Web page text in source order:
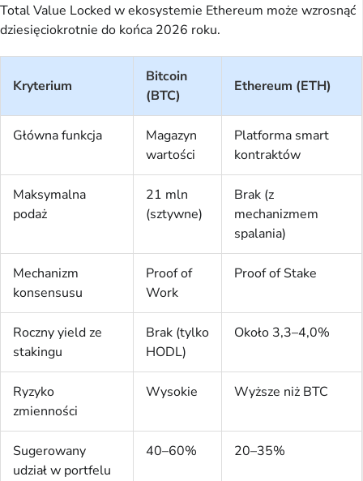
Total Value Locked w ekosystemie Ethereum może wzrosnąć
dziesięciokrotnie do końca 2026 roku.
Kryterium
Bitcoin
(BTC)
Ethereum (ETH)
Główna funkcja
Magazyn
wartości
Platforma smart
kontraktów
Maksymalna
podaż
21 mln
(sztywne)
Brak (z
mechanizmem
spalania)
Mechanizm
konsensusu
Proof of
Work
Proof of Stake
Roczny yield ze
stakingu
Brak (tylko
HODL)
Około 3,3–4,0%
Ryzyko
zmienności
Wysokie Wyższe niż BTC
Sugerowany
udział w portfelu
40–60% 20–35%